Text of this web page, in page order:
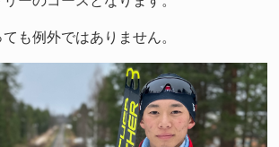
も例外ではありません。